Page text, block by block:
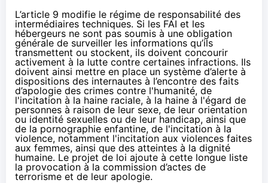
L’article 9 modifie le régime de responsabilité des
intermédiaires techniques. Si les FAI et les
hébergeurs ne sont pas soumis à une obligation
générale de surveiller les informations qu’ils
transmettent ou stockent, ils doivent concourir
activement à la lutte contre certaines infractions. Ils
doivent ainsi mettre en place un système d’alerte à
dispositions des internautes à l’encontre des faits
d’apologie des crimes contre l'humanité, de
l'incitation à la haine raciale, à la haine à l'égard de
personnes à raison de leur sexe, de leur orientation
ou identité sexuelles ou de leur handicap, ainsi que
de la pornographie enfantine, de l'incitation à la
violence, notamment l'incitation aux violences faites
aux femmes, ainsi que des atteintes à la dignité
humaine. Le projet de loi ajoute à cette longue liste
la provocation à la commission d’actes de
terrorisme et de leur apologie.